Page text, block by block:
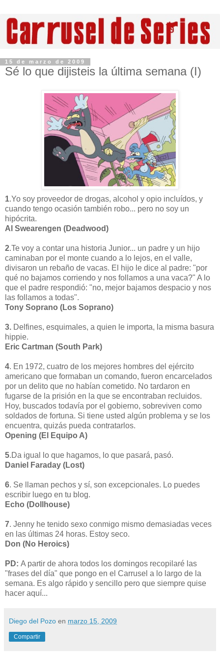
15 de marzo de 2009
Sé lo que dijisteis la última semana (I)
1.Yo soy proveedor de drogas, alcohol y opio incluídos, y
cuando tengo ocasión también robo... pero no soy un
hipócrita.
Al Swearengen (Deadwood)
2.Te voy a contar una historia Junior... un padre y un hijo
caminaban por el monte cuando a lo lejos, en el valle,
divisaron un rebaño de vacas. El hijo le dice al padre: "por
qué no bajamos corriendo y nos follamos a una vaca?" A lo
que el padre respondió: "no, mejor bajamos despacio y nos
las follamos a todas".
Tony Soprano (Los Soprano)
3. Delfines, esquimales, a quien le importa, la misma basura
hippie.
Eric Cartman (South Park)
4. En 1972, cuatro de los mejores hombres del ejército
americano que formaban un comando, fueron encarcelados
por un delito que no habían cometido. No tardaron en
fugarse de la prisión en la que se encontraban recluidos.
Hoy, buscados todavía por el gobierno, sobreviven como
soldados de fortuna. Si tiene usted algún problema y se los
encuentra, quizás pueda contratarlos.
Opening (El Equipo A)
5.Da igual lo que hagamos, lo que pasará, pasó.
Daniel Faraday (Lost)
6. Se llaman pechos y sí, son excepcionales. Lo puedes
escribir luego en tu blog.
Echo (Dollhouse)
7. Jenny he tenido sexo conmigo mismo demasiadas veces
en las últimas 24 horas. Estoy seco.
Don (No Heroics)
PD: A partir de ahora todos los domingos recopilaré las
"frases del día" que pongo en el Carrusel a lo largo de la
semana. Es algo rápido y sencillo pero que siempre quise
hacer aquí...
Diego del Pozo en marzo 15, 2009
Compartir